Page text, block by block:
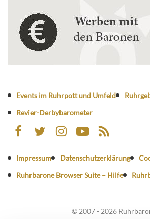
Events im Ruhrpott und Umfeld
Revier-Derbybarometer
Impressum Datenschutzerklärung
Ruhrbarone Browser Suite – Hilfe
© 2007 - 2026